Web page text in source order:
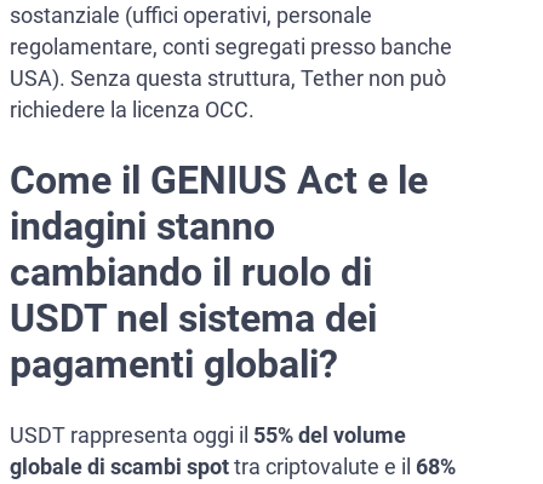
sostanziale (uffici operativi, personale
regolamentare, conti segregati presso banche
USA). Senza questa struttura, Tether non può
richiedere la licenza OCC.
Come il GENIUS Act e le
indagini stanno
cambiando il ruolo di
USDT nel sistema dei
pagamenti globali?
USDT rappresenta oggi il 55% del volume
globale di scambi spottra criptovalute e il 68%